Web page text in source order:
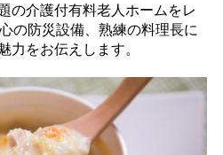
の介護付有料老人ホームをレ
の防災設備、熟練の料理長に
力をお伝えします。